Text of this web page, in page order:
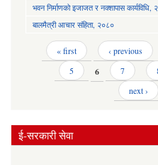
भवन निर्माणको इजाजत र नक्शापास कार्यविधि,
बालमैत्री आचार संहिता, २०८०
Pages « first ‹ previous
5
6 7
next ›
ई-सरकारी सेवा